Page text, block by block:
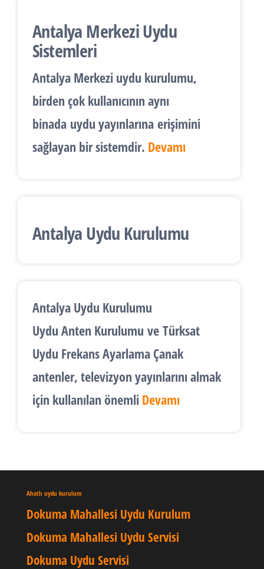
Antalya Merkezi Uydu
Sistemleri
Antalya Merkezi uydu kurulumu,
birden çok kullanıcının aynı
binada uydu yayınlarına erişimini
sağlayan bir sistemdir. Devamı
Antalya Uydu Kurulumu
Antalya Uydu Kurulumu
Uydu Anten Kurulumu ve Türksat
Uydu Frekans Ayarlama Çanak
antenler, televizyon yayınlarını almak
için kullanılan önemli Devamı
Ahatlı uydu kurulum
Dokuma Mahallesi Uydu Kurulum
Dokuma Mahallesi Uydu Servisi
Dokuma Uydu Servisi